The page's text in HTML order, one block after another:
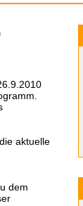
aktuelle
dem